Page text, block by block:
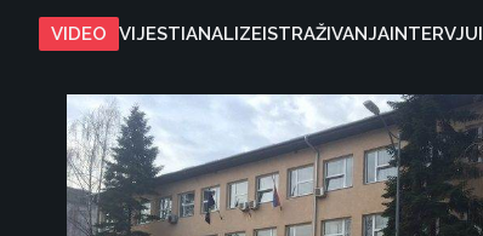
VIDEO VIJESTIANALIZEISTRAŽIVANJAINTERVJUI